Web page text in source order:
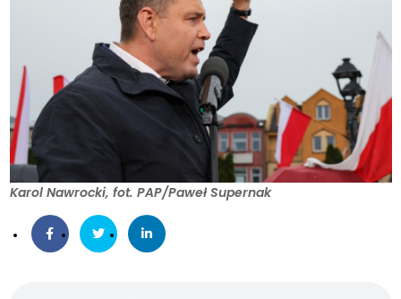
Karol Nawrocki, fot. PAP/Paweł Supernak